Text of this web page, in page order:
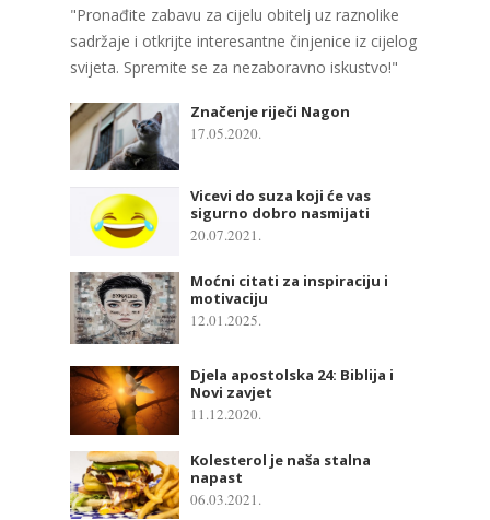
"Pronađite zabavu za cijelu obitelj uz raznolike
sadržaje i otkrijte interesantne činjenice iz cijelog
svijeta. Spremite se za nezaboravno iskustvo!"
Značenje riječi Nagon
17.05.2020.
Vicevi do suza koji će vas
sigurno dobro nasmijati
20.07.2021.
Moćni citati za inspiraciju i
motivaciju
12.01.2025.
Djela apostolska 24: Biblija i
Novi zavjet
11.12.2020.
Kolesterol je naša stalna
napast
06.03.2021.